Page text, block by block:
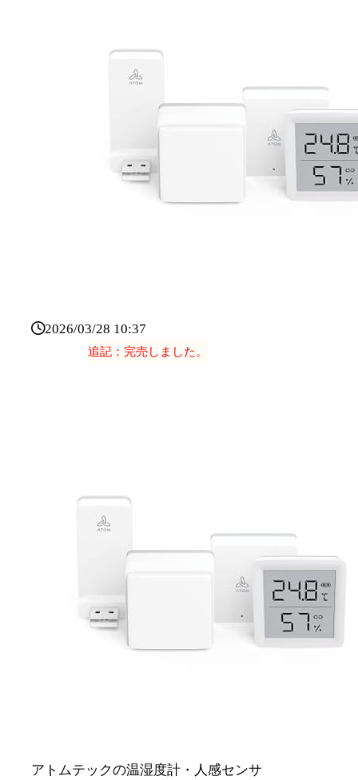
2026/03/28 10:37
追記：完売しました。
アトムテックの温湿度計・人感センサ